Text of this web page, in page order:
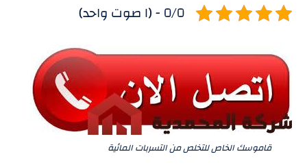
٥/٥ - (١ صوت واحد)
قاموسك الخاص للتخلص من التسربات المائية